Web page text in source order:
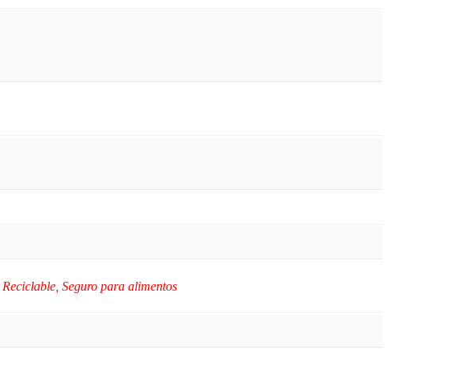
Seguro para alimentos